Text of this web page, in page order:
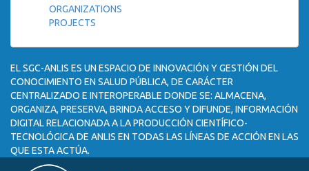
ORGANIZATIONS
PROJECTS
EL SGC-ANLIS ES UN ESPACIO DE INNOVACIÓN Y GESTIÓN DEL
CONOCIMIENTO EN SALUD PÚBLICA, DE CARÁCTER
CENTRALIZADO E INTEROPERABLE DONDE SE: ALMACENA,
ORGANIZA, PRESERVA, BRINDA ACCESO Y DIFUNDE, INFORMACIÓN
DIGITAL RELACIONADA A LA PRODUCCIÓN CIENTÍFICO-
TECNOLÓGICA DE ANLIS EN TODAS LAS LÍNEAS DE ACCIÓN EN LAS
QUE ESTA ACTÚA.